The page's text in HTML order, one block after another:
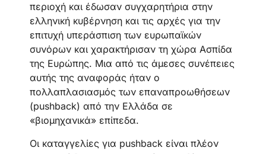
περιοχή και έδωσαν συγχαρητήρια στην
ελληνική κυβέρνηση και τις αρχές για την
επιτυχή υπεράσπιση των ευρωπαϊκών
συνόρων και χαρακτήρισαν τη χώρα Ασπίδα
της Ευρώπης. Μια από τις άμεσες συνέπειες
αυτής της αναφοράς ήταν ο
πολλαπλασιασμός των επαναπροωθήσεων
(pushback) από την Ελλάδα σε
«βιομηχανικά» επίπεδα.
Οι καταγγελίες για pushback είναι πλέον